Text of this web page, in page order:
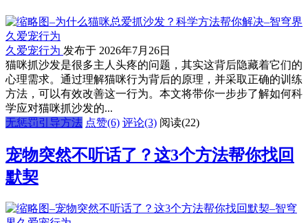
久爱宠行为 发布于 2026年7月26日
猫咪抓沙发是很多主人头疼的问题，其实这背后隐藏着它们的
心理需求。通过理解猫咪行为背后的原理，并采取正确的训练
方法，可以有效改善这一行为。本文将带你一步步了解如何科
学应对猫咪抓沙发的...
无惩罚引导方法 点赞(6) 评论(3) 阅读(22)
宠物突然不听话了？这3个方法帮你找回
默契